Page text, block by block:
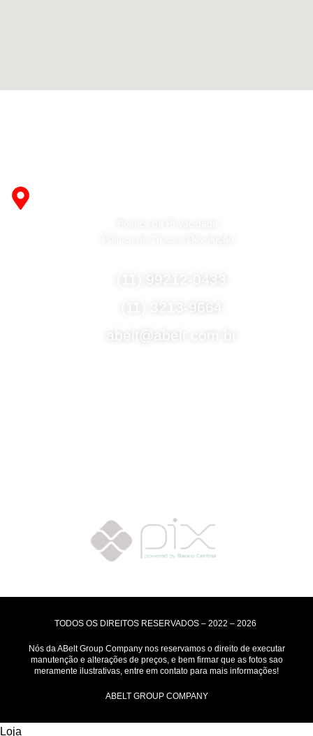
(11) 3213-9664
abelt@abelt.com.br
TODOS OS DIREITOS RESERVADOS – 2022 – 2026
Nós da ABelt Group Company nos reservamos o direito de executar
manutenção e alterações de preços, e bem firmar que as fotos sao
meramente ilustrativas, entre em contato para mais informações!
ABELT GROUP COMPANY
Loja